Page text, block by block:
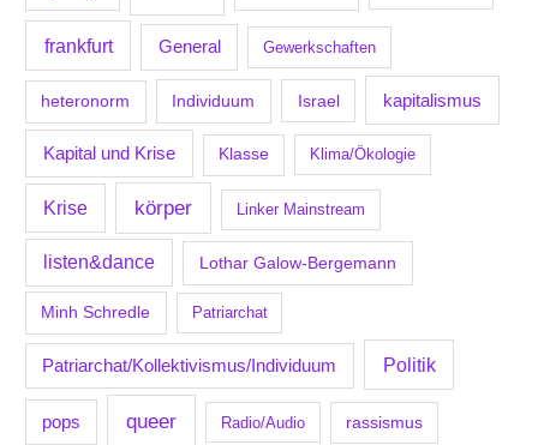
frankfurt General Gewerkschaften
heteronorm Individuum Israel kapitalismus
Kapital und Krise Klasse Klima/Ökologie
Krise körper Linker Mainstream
listen&dance Lothar Galow-Bergemann
Minh Schredle Patriarchat
Patriarchat/Kollektivismus/Individuum Politik
pops queer Radio/Audio rassismus